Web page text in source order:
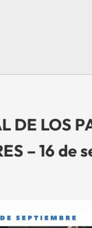
DE LOS
– 16 de